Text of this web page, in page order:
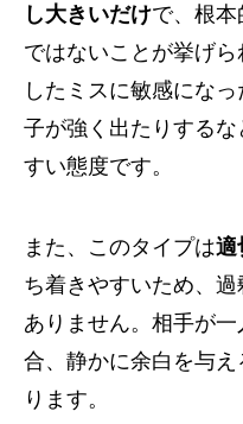
し大きいだけで、根
ではないことが挙げ
したミスに敏感にな
子が強く出たりする
すい態度です。
また、このタイプは適
ち着きやすいため、
ありません。相手が
合、静かに余白を与
ります。